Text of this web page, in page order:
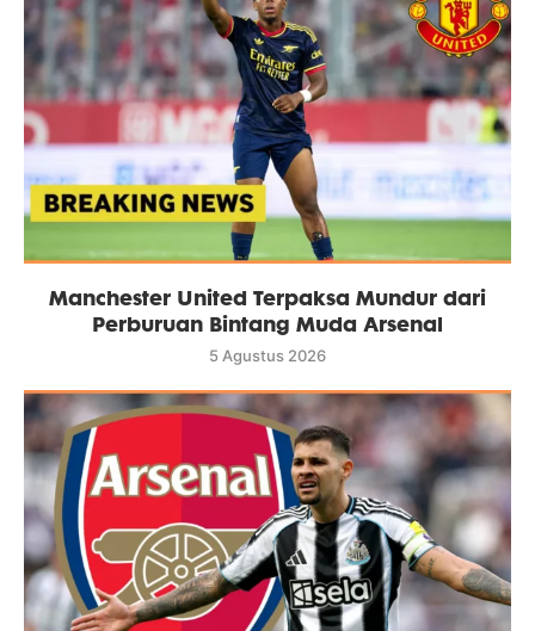
Manchester United Terpaksa Mundur dari
Perburuan Bintang Muda Arsenal
5 Agustus 2026